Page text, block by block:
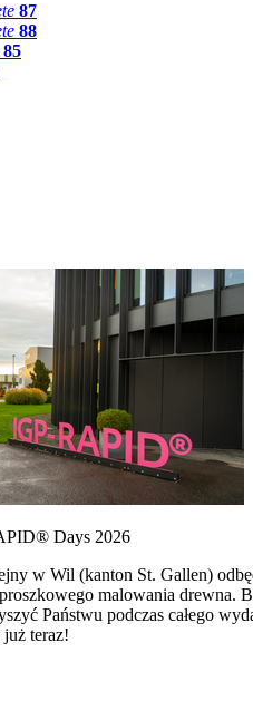
87
88
85
Days 2026
w Wil (kanton St. Gallen)
malowania drewna.
Państwu podczas całego
teraz!